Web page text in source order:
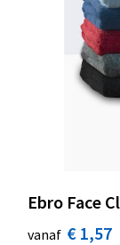
Ebro Face
vanaf € 1,57